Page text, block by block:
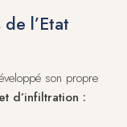
l’Etat
son propre
d’infiltration :